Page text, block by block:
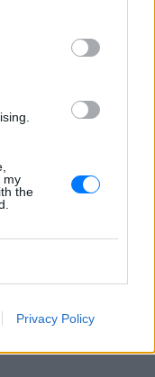
my
the
Privacy Policy
που ανέβασε η
Ποζάρει
στο νερό με τα αγόρια
Η «Καλυψώ»
‑ H ζωή και ο
τα πάντα για